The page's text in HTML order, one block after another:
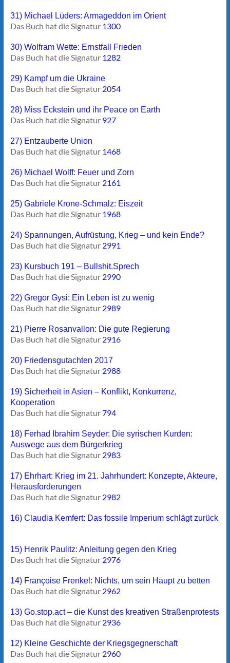
31) Michael Lüders: Armageddon im Orient
Das Buch hat die Signatur 1300
30) Wolfram Wette: Ernstfall Frieden
Das Buch hat die Signatur 1282
29) Kampf um die Ukraine
Das Buch hat die Signatur 2054
28) Miss Eckstein und ihr Peace on Earth
Das Buch hat die Signatur 927
27) Entzauberte Union
Das Buch hat die Signatur 1468
26) Michael Wolff: Feuer und Zorn
Das Buch hat die Signatur 2161
25) Gabriele Krone-Schmalz: Eiszeit
Das Buch hat die Signatur 1968
24) Spannungen, Aufrüstung, Krieg – und kein Ende?
Das Buch hat die Signatur 2991
23) Kursbuch 191 – Bullshit.Sprech
Das Buch hat die Signatur 2990
22) Gregor Gysi: Ein Leben ist zu wenig
Das Buch hat die Signatur 2989
21) Pierre Rosanvallon: Die gute Regierung
Das Buch hat die Signatur 2916
20) Friedensgutachten 2017
Das Buch hat die Signatur 2988
19) Sicherheit in Asien – Konflikt, Konkurrenz,
Kooperation
Das Buch hat die Signatur794
18) Ferhad Ibrahim Seyder: Die syrischen Kurden:
Auswege aus dem Bürgerkrieg
Das Buch hat die Signatur 2983
17) Ehrhart: Krieg im 21. Jahrhundert: Konzepte, Akteure,
Herausforderungen
Das Buch hat die Signatur 2982
16) Claudia Kemfert: Das fossile Imperium schlägt zurück
15) Henrik Paulitz: Anleitung gegen den Krieg
Das Buch hat die Signatur 2976
14) Françoise Frenkel: Nichts, um sein Haupt zu betten
Das Buch hat die Signatur 2962
13) Go.stop.act – die Kunst des kreativen Straßenprotests
Das Buch hat die Signatur 2936
12) Kleine Geschichte der Kriegsgegnerschaft
Das Buch hat die Signatur 2960